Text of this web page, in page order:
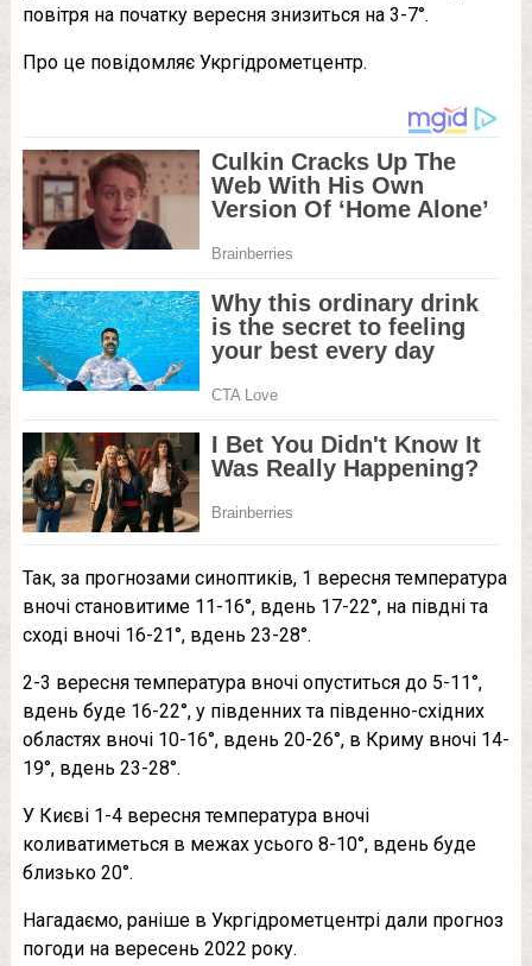
повітря на початку вересня знизиться на 3-7°.
Про це повідомляє Укргідрометцентр.
Так, за прогнозами синоптиків, 1 вересня температура
вночі становитиме 11-16°, вдень 17-22°, на півдні та
сході вночі 16-21°, вдень 23-28°.
2-3 вересня температура вночі опуститься до 5-11°,
вдень буде 16-22°, у південних та південно-східних
областях вночі 10-16°, вдень 20-26°, в Криму вночі 14-
19°, вдень 23-28°.
У Києві 1-4 вересня температура вночі
коливатиметься в межах усього 8-10°, вдень буде
близько 20°.
Нагадаємо, раніше в Укргідрометцентрі дали прогноз
погоди на вересень 2022 року.